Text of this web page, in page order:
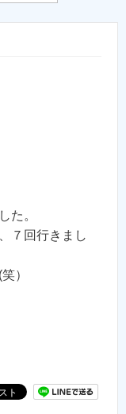
た。
７回行きまし
）